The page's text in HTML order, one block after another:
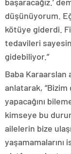
düşünüyorum.
kötüye giderdi.
tedavileri
gidebiliyor.”
Baba
anlatarak, “Bizim
yapacağını
kimseye bu
ailelerin bize